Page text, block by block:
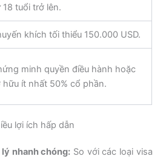
18 tuổi trở lên.
khích tối thiểu 150.000 USD.
minh quyền điều hành hoặc
hữu ít nhất 50% cổ phần.
lợi ích hấp dẫn
nhanh chóng: So với các loại visa